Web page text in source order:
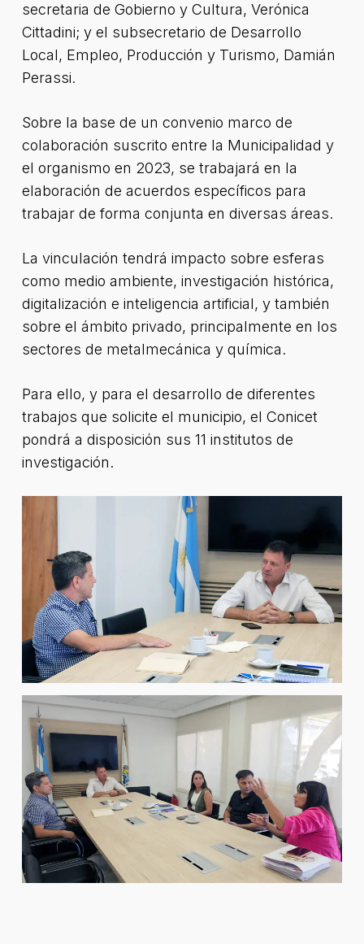
secretaria de Gobierno y Cultura, Verónica
Cittadini; y el subsecretario de Desarrollo
Local, Empleo, Producción y Turismo, Damián
Perassi.
Sobre la base de un convenio marco de
colaboración suscrito entre la Municipalidad y
el organismo en 2023, se trabajará en la
elaboración de acuerdos específicos para
trabajar de forma conjunta en diversas áreas.
La vinculación tendrá impacto sobre esferas
como medio ambiente, investigación histórica,
digitalización e inteligencia artificial, y también
sobre el ámbito privado, principalmente en los
sectores de metalmecánica y química.
Para ello, y para el desarrollo de diferentes
trabajos que solicite el municipio, el Conicet
pondrá a disposición sus 11 institutos de
investigación.